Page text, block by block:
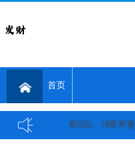
首页
是借的？家属回应... 张家界重大